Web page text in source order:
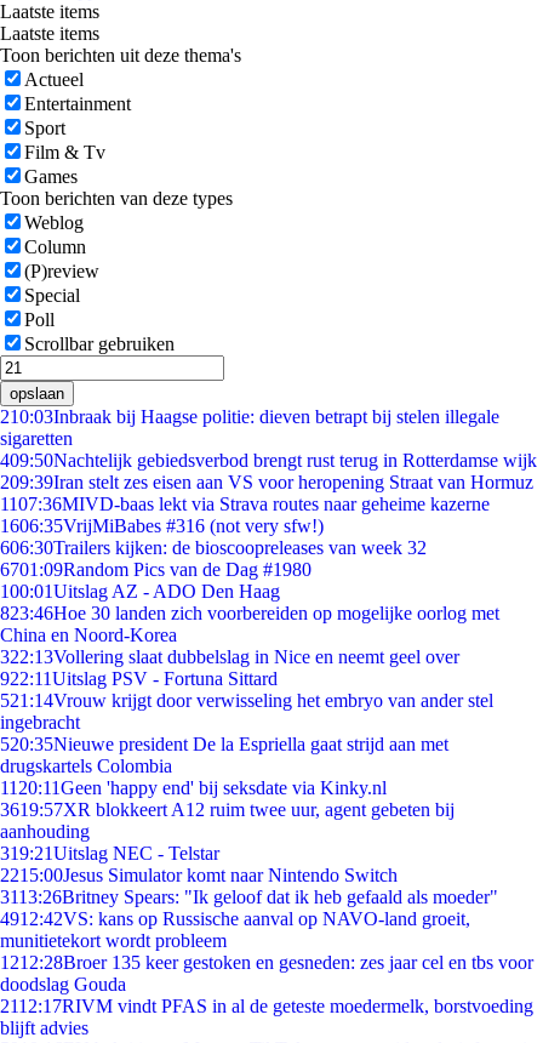
Laatste items
Laatste items
Toon berichten uit deze thema's
Actueel
Entertainment
Sport
Film & Tv
Games
Toon berichten van deze types
Weblog
Column
(P)review
Special
Poll
Scrollbar gebruiken
opslaan
210:03Inbraak bij Haagse politie: dieven betrapt bij stelen illegale
sigaretten
409:50Nachtelijk gebiedsverbod brengt rust terug in Rotterdamse wijk
209:39Iran stelt zes eisen aan VS voor heropening Straat van Hormuz
1107:36MIVD-baas lekt via Strava routes naar geheime kazerne
1606:35VrijMiBabes #316 (not very sfw!)
606:30Trailers kijken: de bioscoopreleases van week 32
6701:09Random Pics van de Dag #1980
100:01Uitslag AZ - ADO Den Haag
823:46Hoe 30 landen zich voorbereiden op mogelijke oorlog met
China en Noord-Korea
322:13Vollering slaat dubbelslag in Nice en neemt geel over
922:11Uitslag PSV - Fortuna Sittard
521:14Vrouw krijgt door verwisseling het embryo van ander stel
ingebracht
520:35Nieuwe president De la Espriella gaat strijd aan met
drugskartels Colombia
11 20:11Geen 'happy end' bij seksdate via Kinky.nl
3619:57XR blokkeert A12 ruim twee uur, agent gebeten bij
aanhouding
319:21Uitslag NEC - Telstar
2215:00Jesus Simulator komt naar Nintendo Switch
3113:26Britney Spears: "Ik geloof dat ik heb gefaald als moeder"
4912:42VS: kans op Russische aanval op NAVO-land groeit,
munitietekort wordt probleem
1212:28Broer 135 keer gestoken en gesneden: zes jaar cel en tbs voor
doodslag Gouda
2112:17RIVM vindt PFAS in al de geteste moedermelk, borstvoeding
blijft advies